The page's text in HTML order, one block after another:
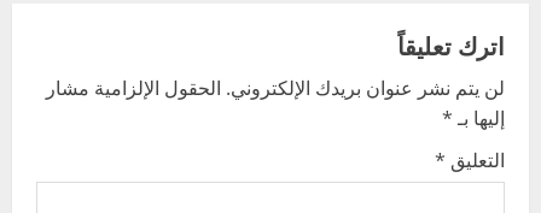
a
v
i
g
اترك تعليقاً
لن يتم نشر عنوان بريدك الإلكتروني. الحقول الإلزامية مشار
إليها بـ*
التعليق *